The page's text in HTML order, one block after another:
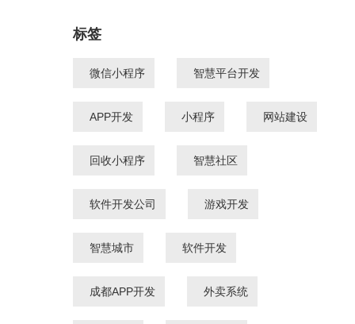
标签
微信小程序 智慧平台开发
APP开发 小程序 网站建设
回收小程序 智慧社区
软件开发公司 游戏开发
智慧城市 软件开发
成都APP开发 外卖系统